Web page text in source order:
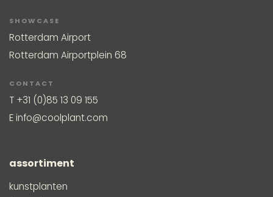
SHOWCASE
Rotterdam Airport
Rotterdam Airportplein 68
CONTACT
T +31 (0)85 13 09 155
Einfo@coolplant.com
assortiment
kunstplanten